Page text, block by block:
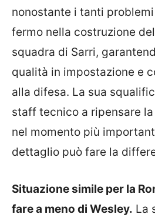
nonostante i tanti
fermo nella costruzione
squadra di Sarri,
qualità in impostazione e
alla difesa. La sua
staff tecnico a ripensare
nel momento più
dettaglio può fare la
Situazione simile per la
fare a meno di Wesley. La